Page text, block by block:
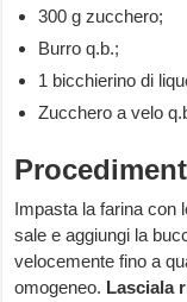
300 g zucchero;
Burro q.b.;
1 bicchierino di
Zucchero a velo
Impasta la farina con
sale e aggiungi la
velocemente fino a
omogeneo. Lasciala